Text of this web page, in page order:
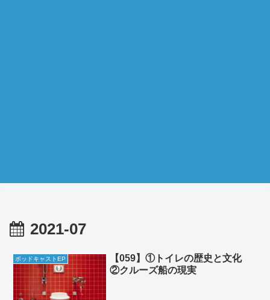
2021-07
ポッドキャストEP
【059】①トイレの歴史と文化
②クルーズ船の現実